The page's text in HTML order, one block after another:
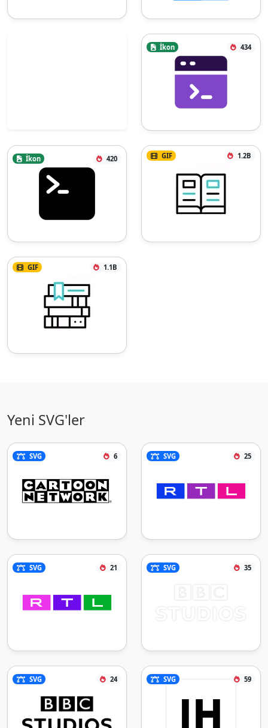
İkon 434
İkon 420 GIF 1.2B
GIF 1.1B
Yeni SVG'ler
SVG 6 SVG 25
SVG 21 SVG 35
SVG 24 SVG 59